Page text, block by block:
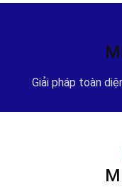
Giải pháp toàn